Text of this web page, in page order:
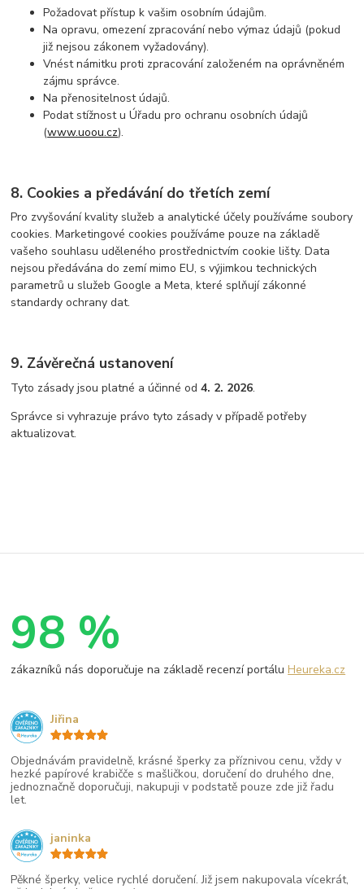
Požadovat přístup k vašim osobním údajům.
Na opravu, omezení zpracování nebo výmaz údajů (pokud
již nejsou zákonem vyžadovány).
Vnést námitku proti zpracování založeném na oprávněném
zájmu správce.
Na přenositelnost údajů.
Podat stížnost u Úřadu pro ochranu osobních údajů
(www.uoou.cz).
8. Cookies a předávání do třetích zemí
Pro zvyšování kvality služeb a analytické účely používáme soubory
cookies. Marketingové cookies používáme pouze na základě
vašeho souhlasu uděleného prostřednictvím cookie lišty. Data
nejsou předávána do zemí mimo EU, s výjimkou technických
parametrů u služeb Google a Meta, které splňují zákonné
standardy ochrany dat.
9. Závěrečná ustanovení
Tyto zásady jsou platné a účinné od4. 2. 2026.
Správce si vyhrazuje právo tyto zásady v případě potřeby
aktualizovat.
98 %
zákazníků nás doporučuje na základě recenzí portáluHeureka.cz
Objednávám pravidelně, krásné šperky za příznivou cenu, vždy v
hezké papírové krabičče s mašličkou, doručení do druhého dne,
jednoznačně doporučuji, nakupuji v podstatě pouze zde již řadu
let.
Jiřina
Pěkné šperky, velice rychlé doručení. Již jsem nakupovala vícekrát,
janinka